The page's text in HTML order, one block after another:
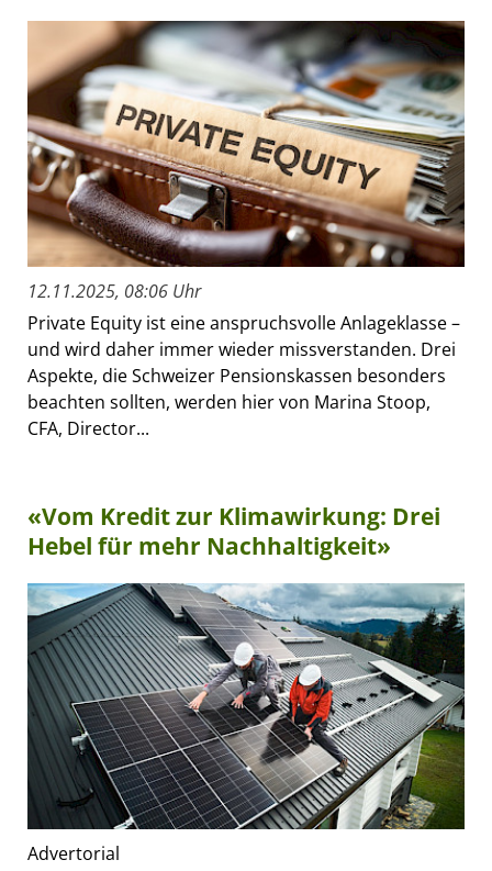
12.11.2025, 08:06 Uhr
Private Equity ist eine anspruchsvolle Anlageklasse –
und wird daher immer wieder missverstanden. Drei
Aspekte, die Schweizer Pensionskassen besonders
beachten sollten, werden hier von Marina Stoop,
CFA, Director...
«Vom Kredit zur Klimawirkung: Drei
Hebel für mehr Nachhaltigkeit»
Advertorial